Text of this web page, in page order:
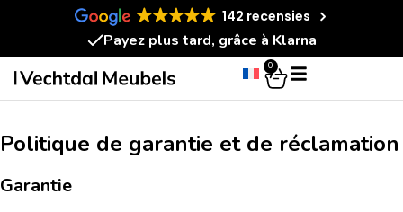
142 recensies
Payez plus tard, grâce à Klarna
0
Politique de garantie et de réclamation
Garantie